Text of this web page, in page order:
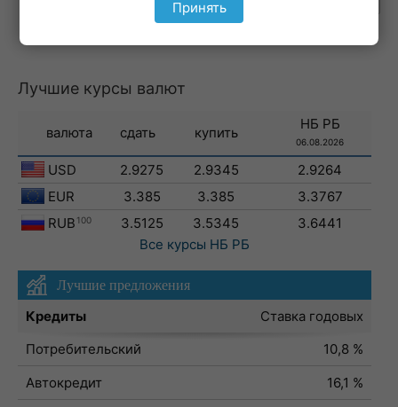
Лучшие курсы валют
валюта сдать купить
НБ РБ
06.08.2026
USD 2.9275 2.9345
2.9264
EUR
3.385 3.385
3.3767
RUB 100 3.5125 3.5345
3.6441
Все курсы НБ РБ
Лучшие предложения
Кредиты
Ставка годовых
Потребительский
10,8 %
Автокредит
16,1 %
Принять